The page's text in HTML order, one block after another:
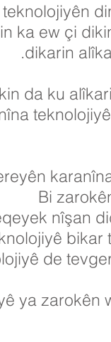
ka ew çi
dikarin
da ku
Bi
nîşan
de
ya zarokên